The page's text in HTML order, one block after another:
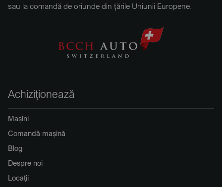
sau la comandă de oriunde din țările Uniunii Europene.
Achiziționează
Mașini
Comandă mașină
Blog
Despre noi
Locații